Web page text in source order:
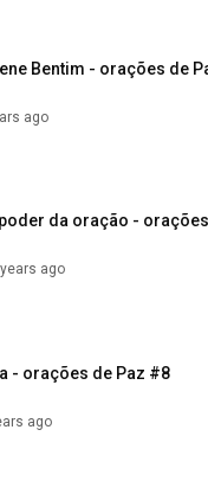
Bentim - orações de
ago
da oração -
ago
- orações de Paz #8
ago